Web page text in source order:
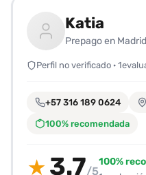
guardar
favoritas
para
fácilmente.
Katia
Prepago en Madrid
Perfil no verificado ·
+57 316 189 0624
100% recomendada
★ 3.7/5
100%